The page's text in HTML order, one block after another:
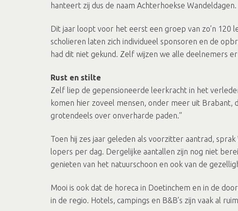
hanteert zij dus de naam Achterhoekse Wandeldagen.
Dit jaar loopt voor het eerst een groep van zo’n 120
scholieren laten zich individueel sponsoren en de
had dit niet gekund. Zelf wijzen we alle deelnemers
Rust en stilte
Zelf liep de gepensioneerde leerkracht in het
komen hier zoveel mensen, onder meer uit Brabant,
grotendeels over onverharde paden.”
Toen hij zes jaar geleden als voorzitter aantrad,
lopers per dag. Dergelijke aantallen zijn nog niet
genieten van het natuurschoon en ook van de
Mooi is ook dat de horeca in Doetinchem en in de
in de regio. Hotels, campings en B&B’s zijn vaak al